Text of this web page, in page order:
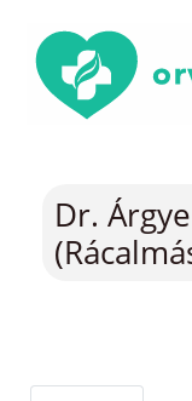
Dr.